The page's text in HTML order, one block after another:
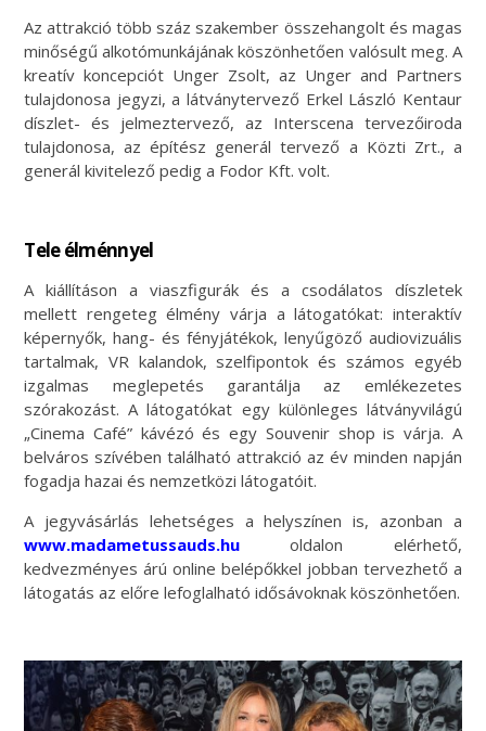
Az attrakció több száz szakember összehangolt és magas
minőségű alkotómunkájának köszönhetően valósult meg. A
kreatív koncepciót Unger Zsolt, az Unger and Partners
tulajdonosa jegyzi, a látványtervező Erkel László Kentaur
díszlet- és jelmeztervező, az Interscena tervezőiroda
tulajdonosa, az építész generál tervező a Közti Zrt., a
generál kivitelező pedig a Fodor Kft. volt.
Tele élménnyel
A kiállításon a viaszfigurák és a csodálatos díszletek
mellett rengeteg élmény várja a látogatókat: interaktív
képernyők, hang- és fényjátékok, lenyűgöző audiovizuális
tartalmak, VR kalandok, szelfipontok és számos egyéb
izgalmas meglepetés garantálja az emlékezetes
szórakozást. A látogatókat egy különleges látványvilágú
„Cinema Café” kávézó és egy Souvenir shop is várja. A
belváros szívében található attrakció az év minden napján
fogadja hazai és nemzetközi látogatóit.
A jegyvásárlás lehetséges a helyszínen is, azonban a
www.madametussauds.hu oldalon elérhető,
kedvezményes árú online belépőkkel jobban tervezhető a
látogatás az előre lefoglalható idősávoknak köszönhetően.